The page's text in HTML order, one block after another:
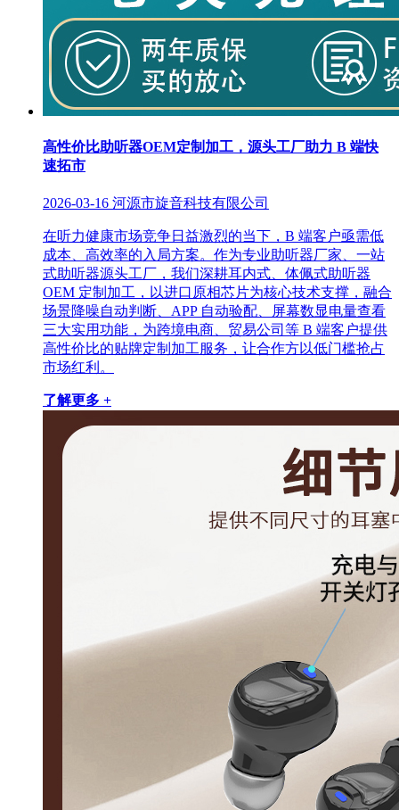
高性价比助听器OEM定制加工，源头工厂助力 B 端快
速拓市
2026-03-16 河源市旋音科技有限公司
在听力健康市场竞争日益激烈的当下，B 端客户亟需低
成本、高效率的入局方案。作为专业助听器厂家、一站
式助听器源头工厂，我们深耕耳内式、体佩式助听器
OEM 定制加工，以进口原相芯片为核心技术支撑，融合
场景降噪自动判断、APP 自动验配、屏幕数显电量查看
三大实用功能，为跨境电商、贸易公司等 B 端客户提供
高性价比的贴牌定制加工服务，让合作方以低门槛抢占
市场红利。
了解更多 +